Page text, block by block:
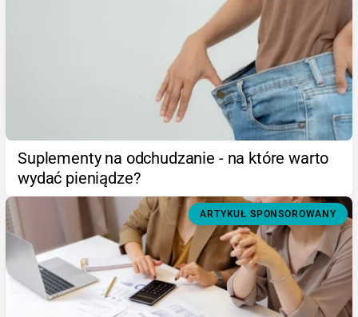
Suplementy na odchudzanie - na które warto
wydać pieniądze?
ARTYKUŁ SPONSOROWANY